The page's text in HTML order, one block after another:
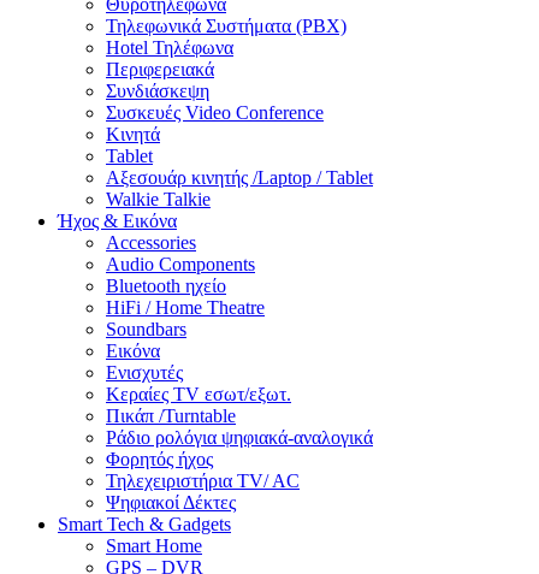
Τηλεφωνικά Συστήματα (PBX)
Hotel Τηλέφωνα
Περιφερειακά
Συνδιάσκεψη
Συσκευές Video Conference
Κινητά
Tablet
Αξεσουάρ κινητής /Laptop / Tablet
Walkie Talkie
Ήχος & Εικόνα
Accessories
Audio Components
Bluetooth ηχείο
HiFi / Home Theatre
Soundbars
Εικόνα
Ενισχυτές
Κεραίες TV εσωτ/εξωτ.
Πικάπ /Turntable
Ράδιο ρολόγια ψηφιακά-αναλογικά
Φορητός ήχος
Τηλεχειριστήρια TV/ AC
Ψηφιακοί Δέκτες
Smart Tech & Gadgets
Smart Home
GPS – DVR